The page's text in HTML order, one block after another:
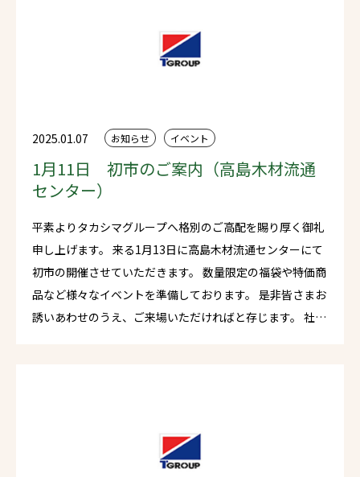
ただき、誠にありがとうございました。
2025.01.07 お知らせ イベント
1月11日 初市のご案内（高島木材流通
センター）
平素よりタカシマグループへ格別のご高配を賜り厚く御礼
申し上げます。 来る1月13日に高島木材流通センターにて
初市の開催させていただきます。 数量限定の福袋や特価商
品など様々なイベントを準備しております。 是非皆さまお
誘いあわせのうえ、ご来場いただければと存じます。 社員